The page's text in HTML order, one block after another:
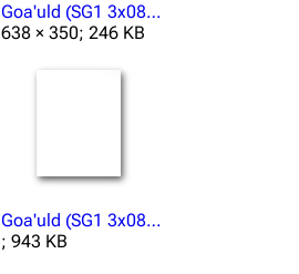
Goa'uld (SG1 3x08) Simon Stabwaffe.png
638 × 350; 246 KB
Goa'uld (SG1 3x08).mp3
; 943 KB